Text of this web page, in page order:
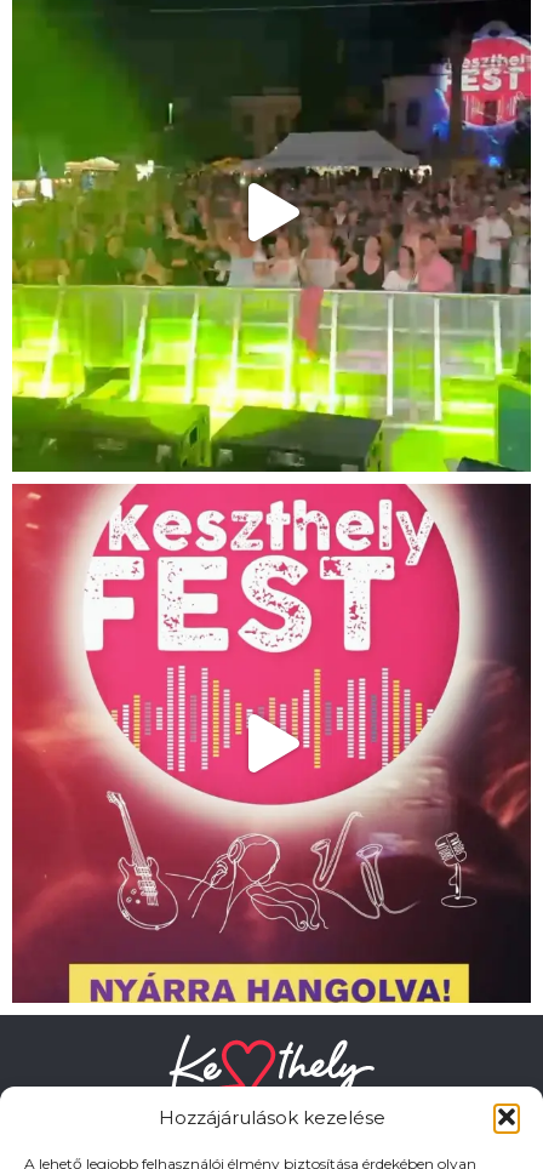
Hozzájárulások kezelése
A lehető legjobb felhasználói élmény biztosítása érdekében olyan